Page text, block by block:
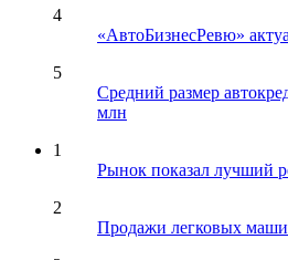
4
«АвтоБизнесРевю»
5
Средний размер
млн
1
Рынок показал лучший
2
Продажи легковых